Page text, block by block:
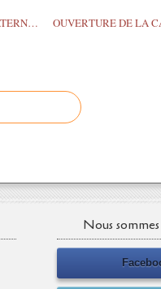
BOURSES DE CANTINE POUR LA MATERNELLE ET L'ELEMENTAIRE
Nous